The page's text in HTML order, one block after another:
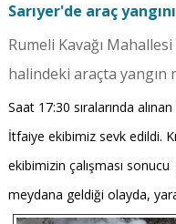
Sarıyer'de araç yangını
Rumeli Kavağı
halindeki araçta yangın
Saat 17:30 sıralarında
İtfaiye ekibimiz sevk edildi.
ekibimizin çalışması
meydana geldiği olayda,